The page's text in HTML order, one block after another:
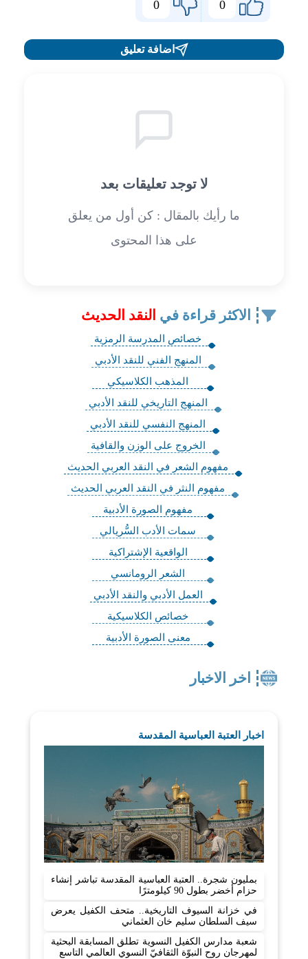
0
0
اضافة تعليق
لا توجد تعليقات بعد
ما رأيك بالمقال : كن أول من يعلق
على هذا المحتوى
الاكثر قراءة في النقد الحديث
خصائص المدرسة الرمزية
المنهج الفني للنقد الأدبي
المذهب الكلاسيكي
المنهج التاريخي للنقد الأدبي
المنهج النفسي للنقد الأدبي
الخروج على الوزن والقافية
مفهوم الشعر في النقد العربي الحديث
مفهوم النثر في النقد العربي الحديث
مفهوم الصورة الأدبية
سمات الأدب السُّريالي
الواقعية الإشتراكية
الشعر الرومانسي
العمل الأدبي والنقد الأدبي
خصائص الكلاسيكية
معنى الصورة الأدبية
اخر الاخبار
اخبار العتبة العباسية المقدسة
بمليون شجرة.. العتبة العباسية المقدسة تباشر إنشاء
حزام أخضر بطول 90 كيلومترًا
في خزانة السيوف التاريخية.. متحف الكفيل يعرض
سيف السلطان سليم خان العثماني
شعبة مدارس الكفيل النسوية تطلق المسابقة البحثية
لمهرجان روح النبوّة الثقافيّ النسوي العالمي التاسع